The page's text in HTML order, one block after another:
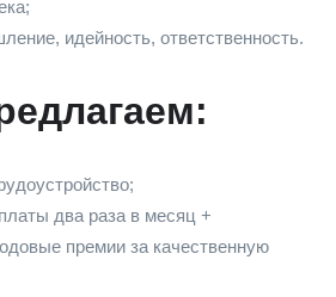
идейность, ответственность.
два раза в месяц +
премии за качественную